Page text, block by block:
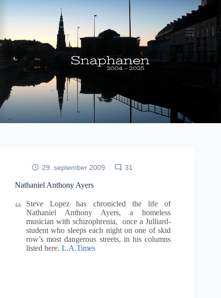
29. september 2009 31
Nathaniel Anthony Ayers
Steve Lopez has chronicled the life of
Nathaniel Anthony Ayers, a homeless
musician with schizophrenia, once a Julliard-
student who sleeps each night on one of skid
row’s most dangerous streets, in his columns
listed here. L.A.Times